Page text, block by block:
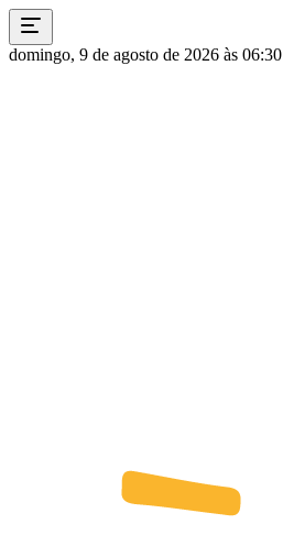
domingo, 9 de agosto de 2026 às 06:30